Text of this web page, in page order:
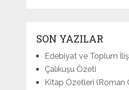
SON YAZILAR
Edebiyat ve Toplum
Çalıkuşu Özeti
Kitap Özetleri (Roman